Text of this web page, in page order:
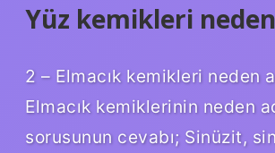
Yüz kemikleri neden
2 – Elmacık kemikleri neden
Elmacık kemiklerinin neden
sorusunun cevabı; Sinüzit,